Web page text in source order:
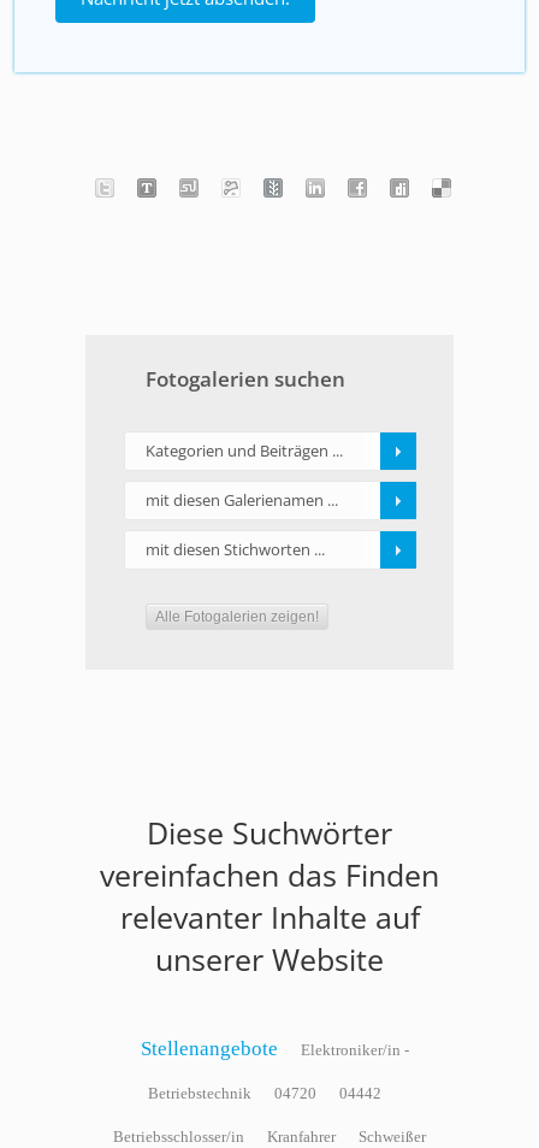
Fotogalerien suchen
Kategorien und Beiträgen ...
mit diesen Galerienamen ...
mit diesen Stichworten ...
Alle Fotogalerien zeigen!
Diese Suchwörter
vereinfachen das Finden
relevanter Inhalte auf
unserer Website
Stellenangebote Elektroniker/in -
Betriebstechnik 04720 04442
Betriebsschlosser/in Kranfahrer Schweißer